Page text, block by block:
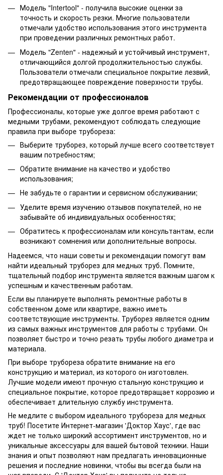
Модель "Intertool" - получила высокие оценки за
точность и скорость резки. Многие пользователи
отмечали удобство использования этого инструмента
при проведении различных ремонтных работ.
Модель "Zenten" - надежный и устойчивый инструмент,
отличающийся долгой продолжительностью службы.
Пользователи отмечали специальное покрытие лезвий,
предотвращающее повреждение поверхности трубы.
Рекомендации от профессионалов
Профессионалы, которые уже долгое время работают с
медными трубами, рекомендуют соблюдать следующие
правила при выборе трубореза:
Выберите труборез, который лучше всего соответствует
вашим потребностям;
Обратите внимание на качество и удобство
использования;
Не забудьте о гарантии и сервисном обслуживании;
Уделите время изучению отзывов покупателей, но не
забывайте об индивидуальных особенностях;
Обратитесь к профессионалам или консультантам, если
возникают сомнения или дополнительные вопросы.
Надеемся, что наши советы и рекомендации помогут вам
найти идеальный труборез для медных труб. Помните,
тщательный подбор инструмента является важным шагом к
успешным и качественным работам.
Если вы планируете выполнять ремонтные работы в
собственном доме или квартире, важно иметь
соответствующие инструменты. Труборез является одним
из самых важных инструментов для работы с трубами. Он
позволяет быстро и точно резать трубы любого диаметра и
материала.
При выборе трубореза обратите внимание на его
конструкцию и материал, из которого он изготовлен.
Лучшие модели имеют прочную стальную конструкцию и
специальное покрытие, которое предотвращает коррозию и
обеспечивает длительную службу инструмента.
Не медлите с выбором идеального трубореза для медных
труб! Посетите Интернет-магазин 'Доктор Хаус', где вас
ждет не только широкий ассортимент инструментов, но и
уникальные аксессуары для вашей бытовой техники. Наши
знания и опыт позволяют нам предлагать инновационные
решения и последние новинки, чтобы вы всегда были на